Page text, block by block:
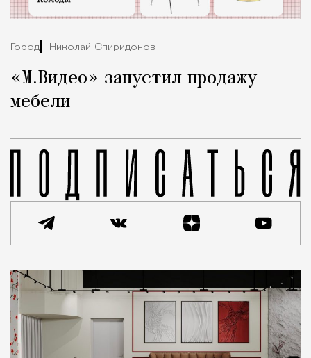
Город Николай Спиридонов
«М.Видео» запустил продажу
мебели